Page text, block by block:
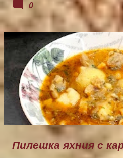
0
Пилешка яхния с